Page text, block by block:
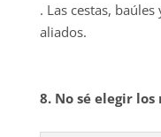
. Las cestas,
aliados.
8. No sé elegir